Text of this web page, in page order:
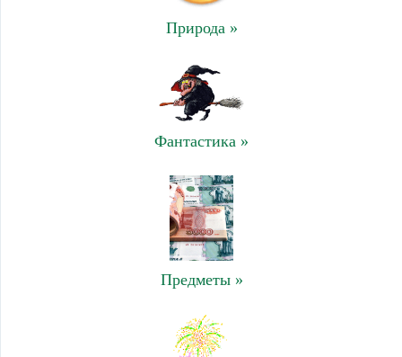
Природа »
Фантастика »
Предметы »